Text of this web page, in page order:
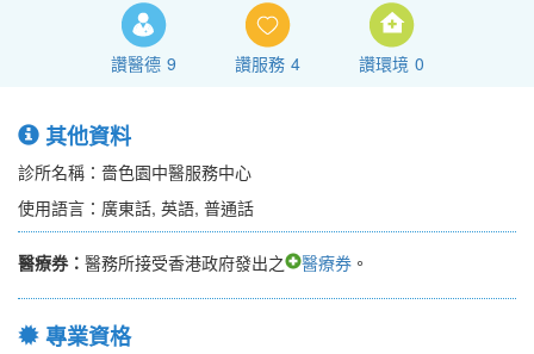
讚醫德 9 讚服務 4 讚環境 0
其他資料
診所名稱：嗇色園中醫服務中心
使用語言：廣東話, 英語, 普通話
醫療券： 醫務所接受香港政府發出之 醫療券 。
專業資格